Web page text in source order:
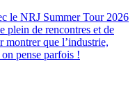
le NRJ Summer Tour 2026
plein de rencontres et de
montrer que l’industrie,
pense parfois !